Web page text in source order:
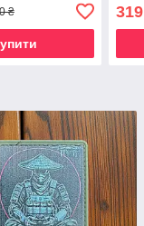
₴ 319